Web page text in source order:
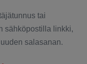
tai
sähköpostilla linkki,
salasanan.